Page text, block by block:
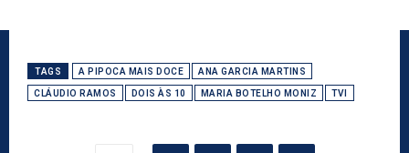
TAGS A PIPOCA MAIS DOCE ANA GARCIA MARTINS
CLÁUDIO RAMOS DOIS ÀS 10 MARIA BOTELHO MONIZ TVI